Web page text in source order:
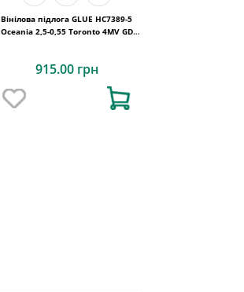
Вінілова підлога GLUE HC7389-5
Oceania 2,5-0,55 Toronto 4MV GD
915.00 грн